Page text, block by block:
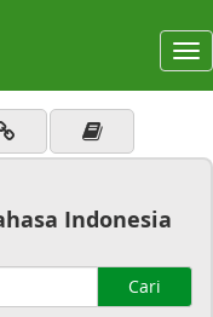
Indonesia
Cari